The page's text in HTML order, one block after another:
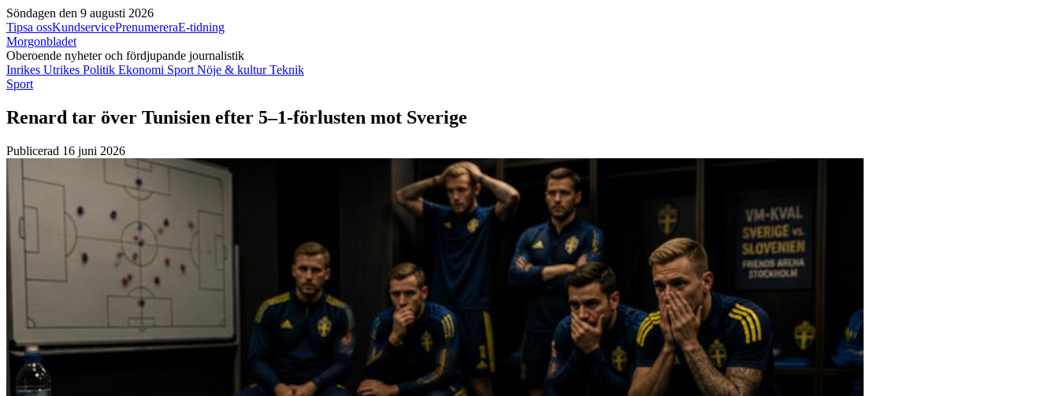
Söndagen den 9 augusti 2026
Tipsa ossKundservicePrenumereraE-tidning
Morgonbladet
Oberoende nyheter och fördjupande journalistik
Inrikes Utrikes Politik Ekonomi Sport Nöje & kulturTeknik
Sport
Renard tar över Tunisien efter 5–1-förlusten mot Sverige
Publicerad 16 juni 2026